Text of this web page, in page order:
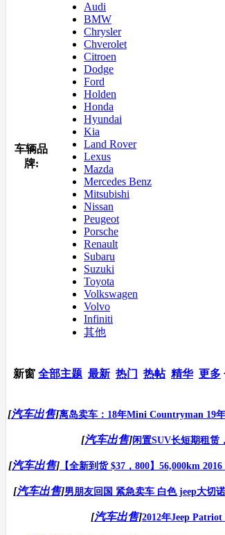
车辆品
牌:
Audi
BMW
Chrysler
Chverolet
Citroen
Dodge
Ford
Holden
Honda
Hyundai
Kia
Land Rover
Lexus
Mazda
Mercedes Benz
Mitsubishi
Nissan
Peugeot
Porsche
Renault
Subaru
Suzuki
Toyota
Volkswagen
Volvo
Infiniti
其他
新窗 全部主题 最新 热门 热帖 精华 更多
[汽车出售]离岛卖车：18年Mini Countryman 19
[汽车出售]闲置SUV长短期租赁
[汽车出售] 【全新到货 $37，800】56,000km
[汽车出售]男朋友回国 紧急卖车 白色 jeep大切
[汽车出售]2012年Jeep